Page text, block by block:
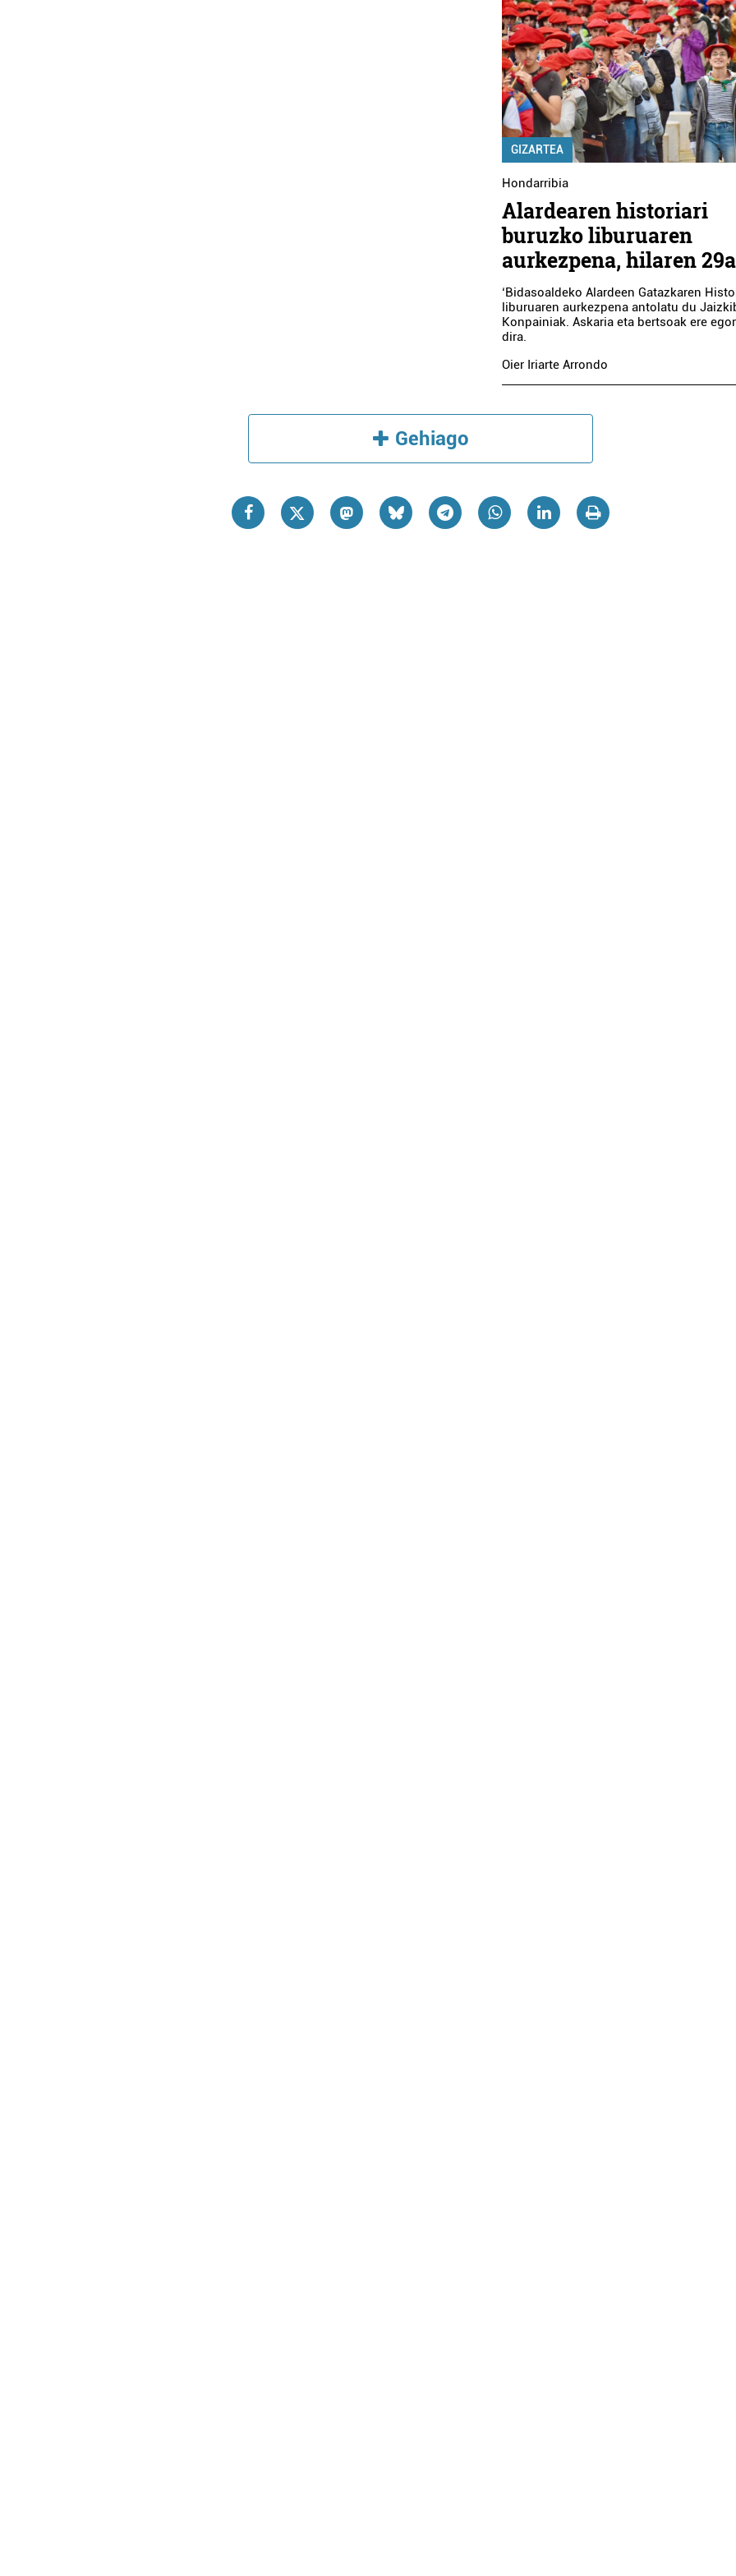
GIZARTEA
Hondarribia
Alardearen historiari
buruzko liburuaren
aurkezpena, hilaren
‘Bidasoaldeko Alardeen Gatazkaren
liburuaren aurkezpena antolatu du
Konpainiak. Askaria eta bertsoak ere
dira.
Oier Iriarte Arrondo
Gehiago